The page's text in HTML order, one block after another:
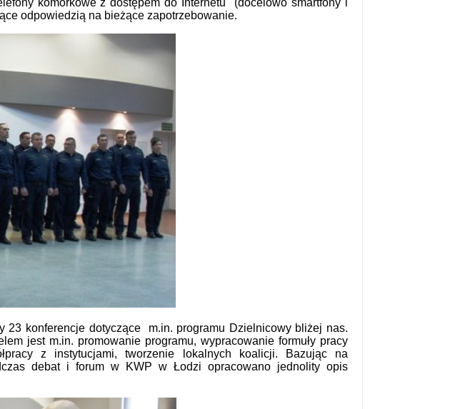
komórkowe z dostępem do Internetu (docelowo smartfony i
odpowiedzią na bieżące zapotrzebowanie.
23 konferencje dotyczące m.in. programu Dzielnicowy bliżej nas.
jest m.in. promowanie programu, wypracowanie formuły pracy
z instytucjami, tworzenie lokalnych koalicji. Bazując na
debat i forum w KWP w Łodzi opracowano jednolity opis